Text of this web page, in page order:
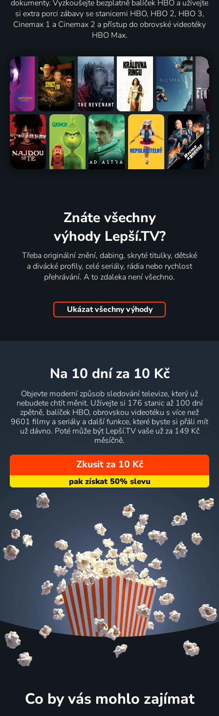
dokumenty. Vyzkoušejte bezplatně balíček HBO a užívejte
si extra porci zábavy se stanicemi HBO, HBO 2, HBO 3,
Cinemax 1 a Cinemax 2 a přístup do obrovské videotéky
HBO Max.
Znáte všechny
výhody Lepší.TV?
Třeba originální znění, dabing, skryté titulky, dětské
a divácké profily, celé seriály, rádia nebo rychlost
přehrávání. A to zdaleka není všechno.
Ukázat všechny výhody
na 10 dní za 10 Kč
Objevte moderní způsob sledování televize, který už
nebudete chtít měnit. Užívejte si 176 stanic až 100 dní
zpětně, balíček HBO, obrovskou videotéku s více než
9601 filmy a seriály a další funkce, které byste si přáli mít
už dávno. Poté může být Lepší.TV vaše už za 149 Kč
měsíčně.
Zkusit za 10 Kč
Co by vás mohlo zajímat